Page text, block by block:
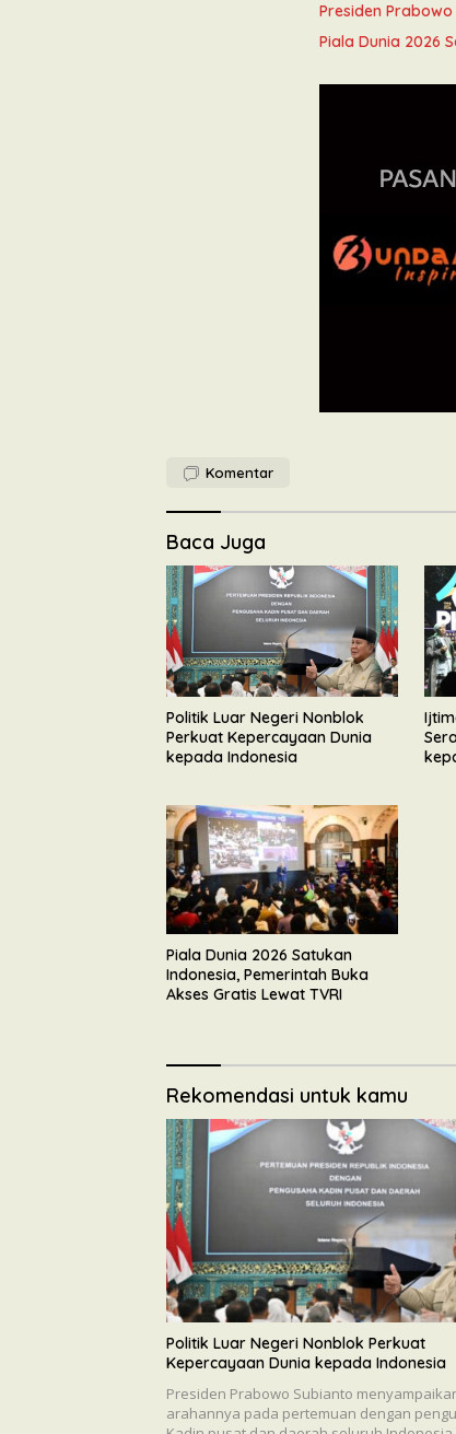
Presiden Prabowo
Piala Dunia 2026
Komentar
Baca Juga
Politik Luar Negeri Nonblok
Perkuat Kepercayaan Dunia
kepada Indonesia
Piala Dunia 2026 Satukan
Indonesia, Pemerintah Buka
Akses Gratis Lewat TVRI
Rekomendasi untuk kamu
Politik Luar Negeri Nonblok Perkuat
Kepercayaan Dunia kepada Indonesia
Presiden Prabowo Subianto
arahannya pada pertemuan dengan